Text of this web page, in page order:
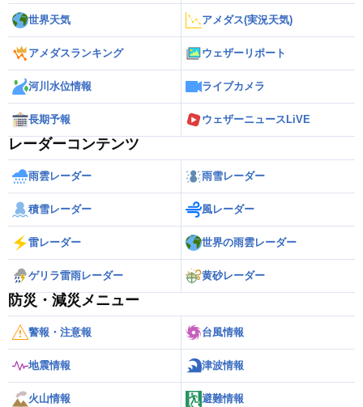
世界天気 アメダス(実況天気)
アメダスランキング ウェザーリポート
河川水位情報 ライブカメラ
長期予報 ウェザーニュースLiVE
レーダーコンテンツ
雨雲レーダー 雨雪レーダー
積雪レーダー 風レーダー
雷レーダー 世界の雨雲レーダー
ゲリラ雷雨レーダー 黄砂レーダー
防災・減災メニュー
警報・注意報 台風情報
地震情報 津波情報
火山情報 避難情報